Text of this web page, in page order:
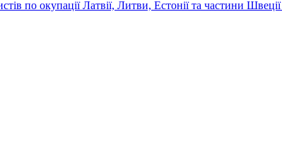
по окупації Латвії, Литви, Естонії та частини Швеції